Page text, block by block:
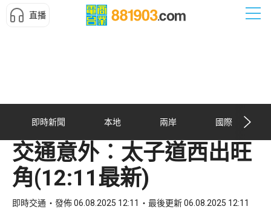
直播
即時新聞 本地 兩岸 國際
交通意外︰太子道西出旺
角(12:11最新)
即時交通 發佈 06.08.2025 12:11 最後更新 06.08.2025 12:11